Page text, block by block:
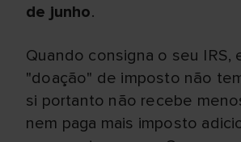
de junho.
Quando consigna o seu IRS,
"doação" de imposto não
si portanto não recebe
nem paga mais imposto